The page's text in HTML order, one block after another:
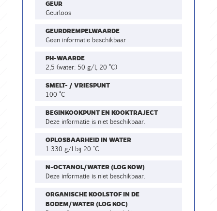
GEUR
geurloos
GEURDREMPELWAARDE
Geen informatie beschikbaar
PH-WAARDE
2,5 (water: 50 g/l, 20 °C)
SMELT- / VRIESPUNT
100 °C
BEGINKOOKPUNT EN KOOKTRAJECT
Deze informatie is niet beschikbaar.
OPLOSBAARHEID IN WATER
1.330 g/l bij 20 °C
N-OCTANOL/WATER (LOG KOW)
Deze informatie is niet beschikbaar.
ORGANISCHE KOOLSTOF IN DE
BODEM/WATER (LOG KOC)